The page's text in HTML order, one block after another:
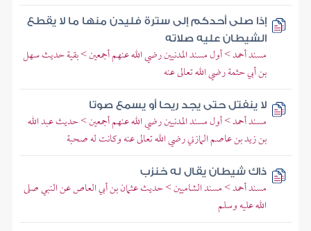
إذا صلى أحدكم إلى سترة فليدن منها ما لا يقطع
الشيطان عليه صلاته
مسند أحمد > أول مسند المدنيين رضي الله عنهم أجمعين > بقية حديث سهل
بن أبي حثمة رضي الله تعالى عنه
لا ينفتل حتى يجد ريحا أو يسمع صوتا
مسند أحمد > أول مسند المدنيين رضي الله عنهم أجمعين > حديث عبد الله
بن زيد بن عاصم المازني رضي الله تعالى عنه وكانت له صحبة
ذاك شيطان يقال له خنزب
مسند أحمد > مسند الشاميين > حديث عثمان بن أبي العاص عن النبي صلى
الله عليه وسلم